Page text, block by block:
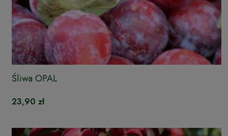
Śliwa OPAL
23,90 zł